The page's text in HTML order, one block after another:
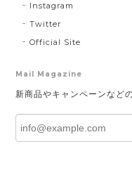
Instagram
Twitter
Official Site
Mail Magazine
新商品やキャンペーンなど